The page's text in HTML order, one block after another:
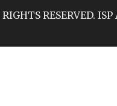
RESERVED. ISP